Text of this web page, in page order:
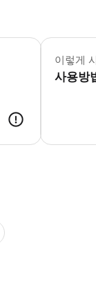
* 족자카르타
이렇게
사용방